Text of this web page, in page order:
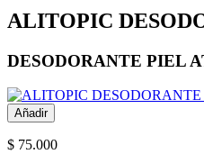
ALITOPIC
DESODORANTE PIEL
Añadir
$ 75.000